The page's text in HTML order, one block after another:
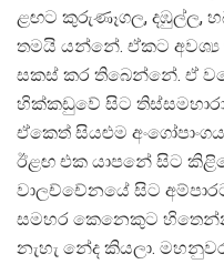
ළඟට කුරුණෑගල, දඹුල්ල,
තමයි යන්නේ. ඒකට අවශ්‍ය
සකස් කර තිබෙන්නේ. ඒ
හික්කඩුවේ සිට
ඒකෙත් සියළුම
ඊළඟ එක යාපනේ සිට
වාලච්චේනයේ සිට
සමහර කෙනෙකුට
නැහැ නේද කියලා.